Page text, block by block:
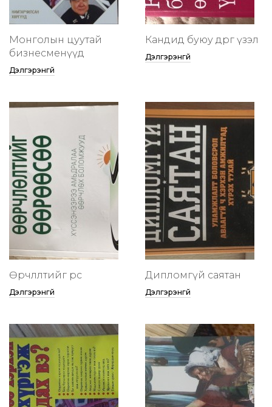
Монголын цуутай
бизнесменүүд
Дэлгэрэнгүй
Кандид буюу өөдрөг үзэл
Дэлгэрэнгүй
Өөрчлөлтийг өөрөөсөө
Дэлгэрэнгүй
Дипломгүй саятан
Дэлгэрэнгүй